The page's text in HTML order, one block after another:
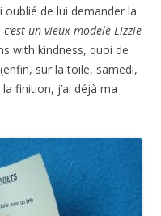
de lui demander la
un vieux modele Lizzie
with kindness, quoi de
sur la toile, samedi,
finition, j’ai déjà ma